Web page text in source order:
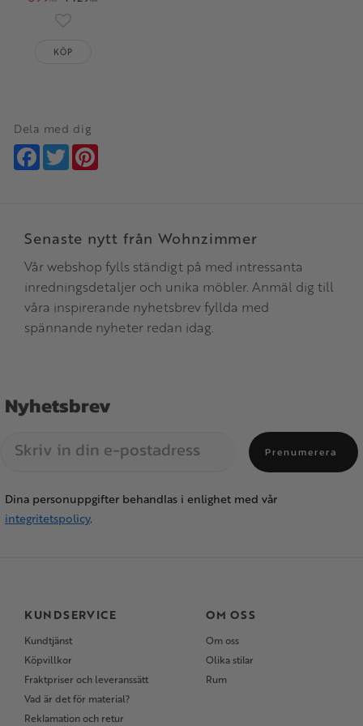
Lägg till i favoriter
KÖP
Dela med dig
Facebook
Twitter
Senaste nytt från Wohnzimmer
Vår webshop fylls ständigt på med intressanta
inredningsdetaljer och unika möbler. Anmäl dig till
våra inspirerande nyhetsbrev fyllda med
spännande nyheter redan idag.
Nyhetsbrev
Prenumerera
Dina personuppgifter behandlas i enlighet med vår
integritetspolicy.
KUNDSERVICE
Kundtjänst
Köpvillkor
Fraktpriser och leveranssätt
Vad är det för material?
Reklamation och retur
OM OSS
Om oss
Olika stilar
Rum